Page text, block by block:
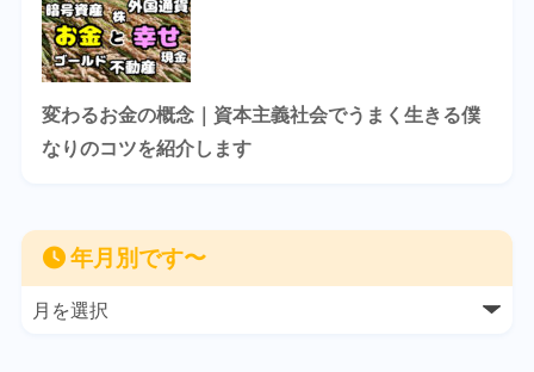
変わるお金の概念｜資本主義社会でうまく生きる僕
なりのコツを紹介します
年月別です〜